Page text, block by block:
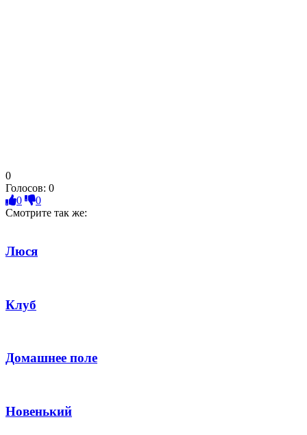
0
Голосов: 0
0
0
Смотрите так же:
Люся
Клуб
Домашнее поле
Новенький